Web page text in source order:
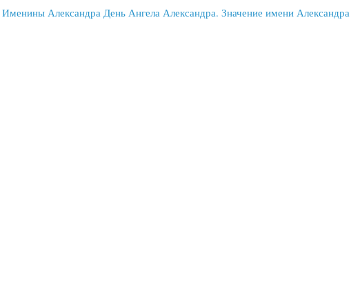
Именины Александра День Ангела Александра. Значение имени Александра